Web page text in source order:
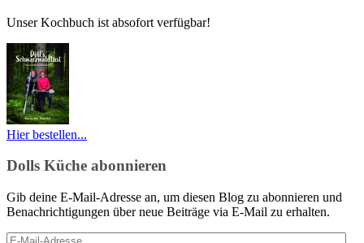
Unser Kochbuch ist absofort verfügbar!
Hier bestellen...
Dolls Küche abonnieren
Gib deine E-Mail-Adresse an, um diesen Blog zu abonnieren und
Benachrichtigungen über neue Beiträge via E-Mail zu erhalten.
E-